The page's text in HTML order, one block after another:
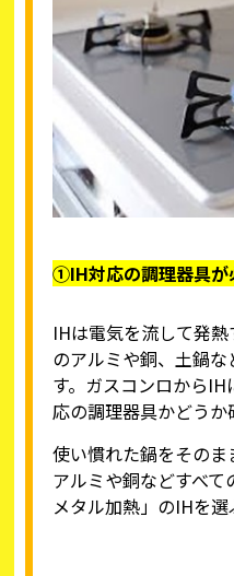
①IH対応の調理器具が
IHは電気を流して発
のアルミや銅、土鍋
す。ガスコンロから
応の調理器具かどうか
使い慣れた鍋をそのま
アルミや銅などすべ
メタル加熱」のIHを選